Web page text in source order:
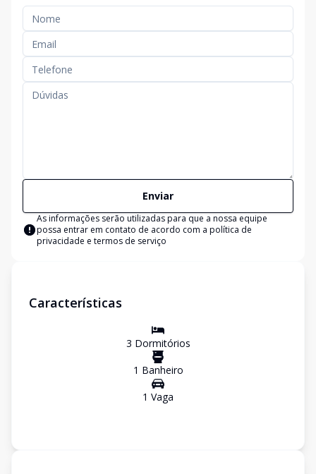
Enviar
As informações serão utilizadas para que a nossa equipe
possa entrar em contato de acordo com a política de
privacidade e termos de serviço
Características
3 Dormitórios
1 Banheiro
1 Vaga